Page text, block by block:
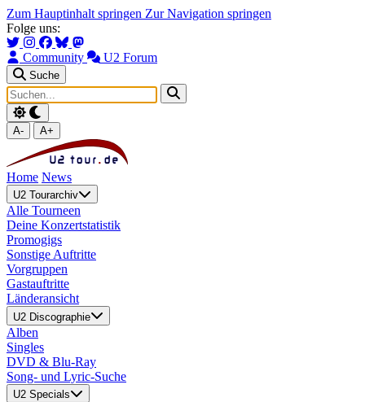
Zum Hauptinhalt springen Zur Navigation springen
Folge uns:
Community U2 Forum
Suche
A- A+
Home News
U2 Tourarchiv
Alle Tourneen
Deine Konzertstatistik
Promogigs
Sonstige Auftritte
Vorgruppen
Gastauftritte
Länderansicht
U2 Discographie
Alben
Singles
DVD & Blu-Ray
Song- und Lyric-Suche
U2 Specials